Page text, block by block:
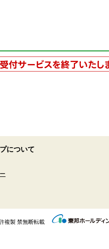
について
許複製 禁無断転載